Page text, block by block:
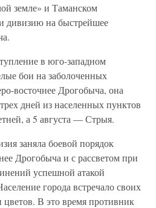
земле» и Таманском
дивизию на быстрейшее
в юго-западном
бои на заболоченных
восточ­нее Дрогобыча, она
дней из населенных пунктов
а 5 августа — Стрыя.
заняла боевой порядок
Дрогобыча и с рассветом при
успешной атакой
города встречало своих
цветов. В это время против­ник